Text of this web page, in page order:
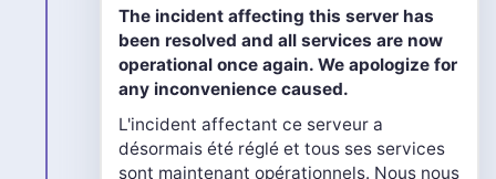
The incident affecting this server has
been resolved and all services are now
operational once again. We apologize for
any inconvenience caused.
L'incident affectant ce serveur a
désormais été réglé et tous ses services
sont maintenant opérationnels. Nous nous